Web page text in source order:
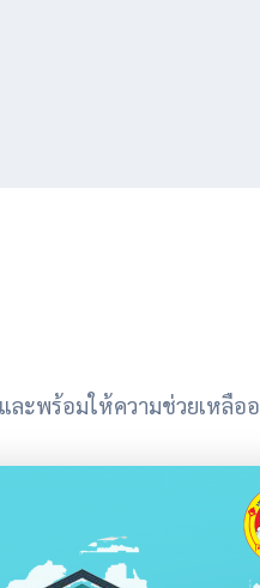
ะพร้อมให้ความช่วยเหลือ